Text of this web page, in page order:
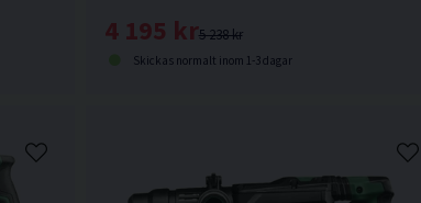
5 238 kr
4 195 kr
Skickas normalt inom 1-3 dagar